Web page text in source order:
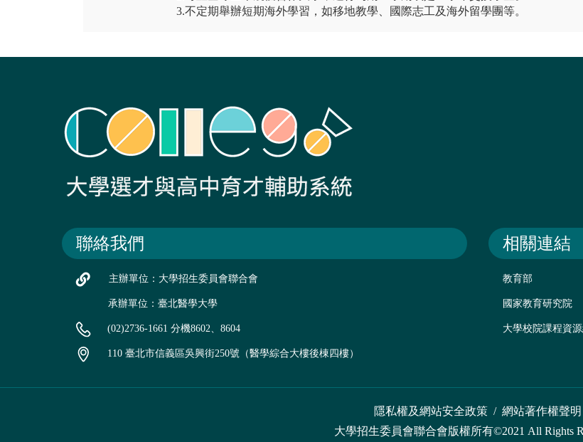
3.不定期舉辦短期海外學習，如移地教學、國際志工及海外留學團等。
聯絡我們
主辦單位：大學招生委員會聯合會
承辦單位：臺北醫學大學
(02)2736-1661 分機8602、8604
110 臺北市信義區吳興街250號（醫學綜合大樓後棟四樓）
相關連結
教育部
國家教育研究院
大學校院課程資
隱私權及網站安全政策 / 網站著作權聲明
大學招生委員會聯合會版權所有©2021 All Rights